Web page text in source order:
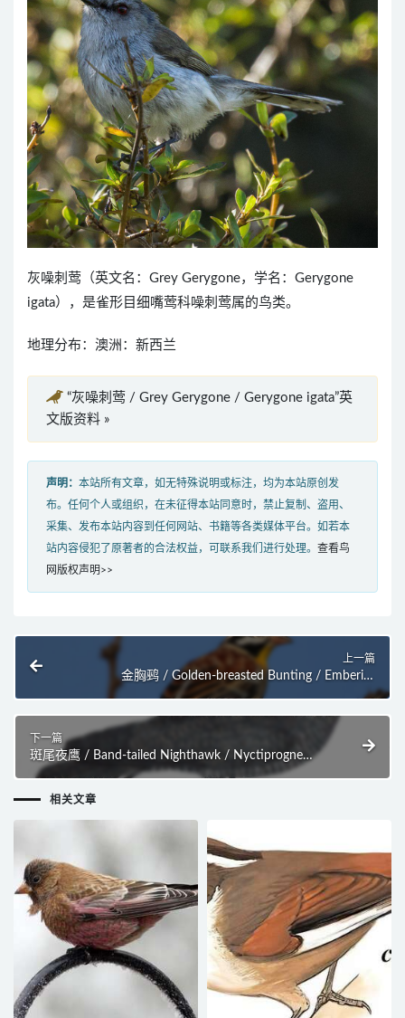
灰噪刺莺（英文名：Grey Gerygone，学名：Gerygone
igata），是雀形目细嘴莺科噪刺莺属的鸟类。
地理分布：澳洲：新西兰
“灰噪刺莺 / Grey Gerygone / Gerygone igata”英
文版资料 »
声明： 本站所有文章，如无特殊说明或标注，均为本站原创发
布。任何个人或组织，在未征得本站同意时，禁止复制、盗用、
采集、发布本站内容到任何网站、书籍等各类媒体平台。如若本
站内容侵犯了原著者的合法权益，可联系我们进行处理。 查看鸟
网版权声明>>
上一篇
金胸鹀 / Golden-breasted Bunting / Emberiza
flaviventris
下一篇
斑尾夜鹰 / Band-tailed Nighthawk / Nyctiprogne
leucopyga
相关文章